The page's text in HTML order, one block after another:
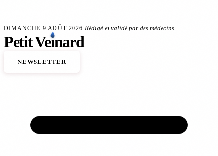
DIMANCHE 9 AOÛT 2026 Rédigé et validé par des médecins
PetitVeınard
NEWSLETTER